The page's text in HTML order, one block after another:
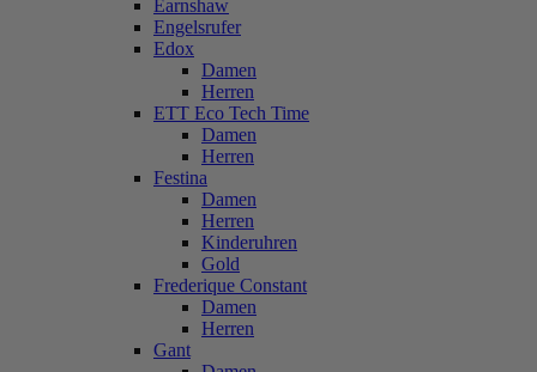
Earnshaw
Engelsrufer
Edox
Damen
Herren
ETT Eco Tech Time
Damen
Herren
Festina
Damen
Herren
Kinderuhren
Gold
Frederique Constant
Damen
Herren
Gant